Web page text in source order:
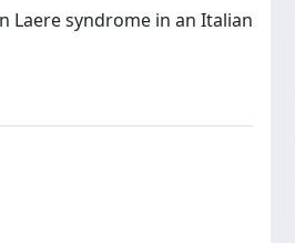
Laere syndrome in an Italian